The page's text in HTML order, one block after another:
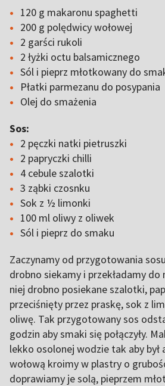
120 g makaronu spaghetti
200 g polędwicy wołowej
2 garści rukoli
2 łyżki octu balsamicznego
Sól i pieprz młotkowany do
Płatki parmezanu do posypania
Olej do smażenia
Sos:
2 pęczki natki pietruszki
2 papryczki chilli
4 cebule szalotki
3 ząbki czosnku
Sok z ½ limonki
100 ml oliwy z oliwek
Sól i pieprz do smaku
Zaczynamy od przygotowania
drobno siekamy i przekładamy
niej drobno posiekane szalotki,
przeciśnięty przez praskę, sok z
oliwę. Tak przygotowany sos
godzin aby smaki się połączyły.
lekko osolonej wodzie tak aby był
wołową kroimy w plastry o
doprawiamy je solą, pieprzem